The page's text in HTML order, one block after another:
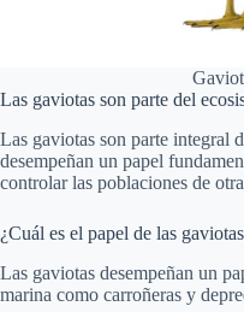
Las gaviotas son parte del
Las gaviotas son parte integral
desempeñan un papel
controlar las poblaciones de
¿Cuál es el papel de las
Las gaviotas desempeñan un
marina como carroñeras y